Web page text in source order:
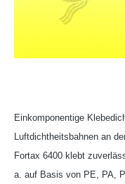
Einkomponentige
Luftdichtheitsbahnen an
Fortax 6400 klebt
a. auf Basis von PE, PA,